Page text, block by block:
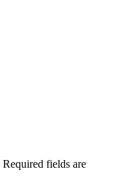
Required fields are